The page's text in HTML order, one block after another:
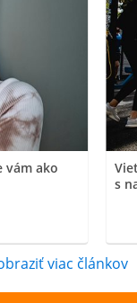
vám ako
s
viac článkov